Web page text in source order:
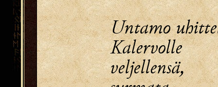
Untamo
Kalervolle
veljellensä,